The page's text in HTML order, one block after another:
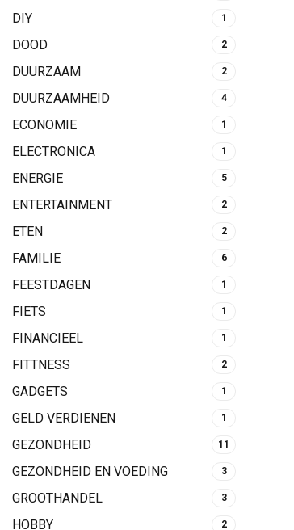
DIY 1
DOOD 2
DUURZAAM 2
DUURZAAMHEID 4
ECONOMIE 1
ELECTRONICA 1
ENERGIE 5
ENTERTAINMENT 2
ETEN 2
FAMILIE 6
FEESTDAGEN 1
FIETS 1
FINANCIEEL 1
FITTNESS 2
GADGETS 1
GELD VERDIENEN 1
GEZONDHEID 11
GEZONDHEID EN VOEDING 3
GROOTHANDEL 3
HOBBY 2